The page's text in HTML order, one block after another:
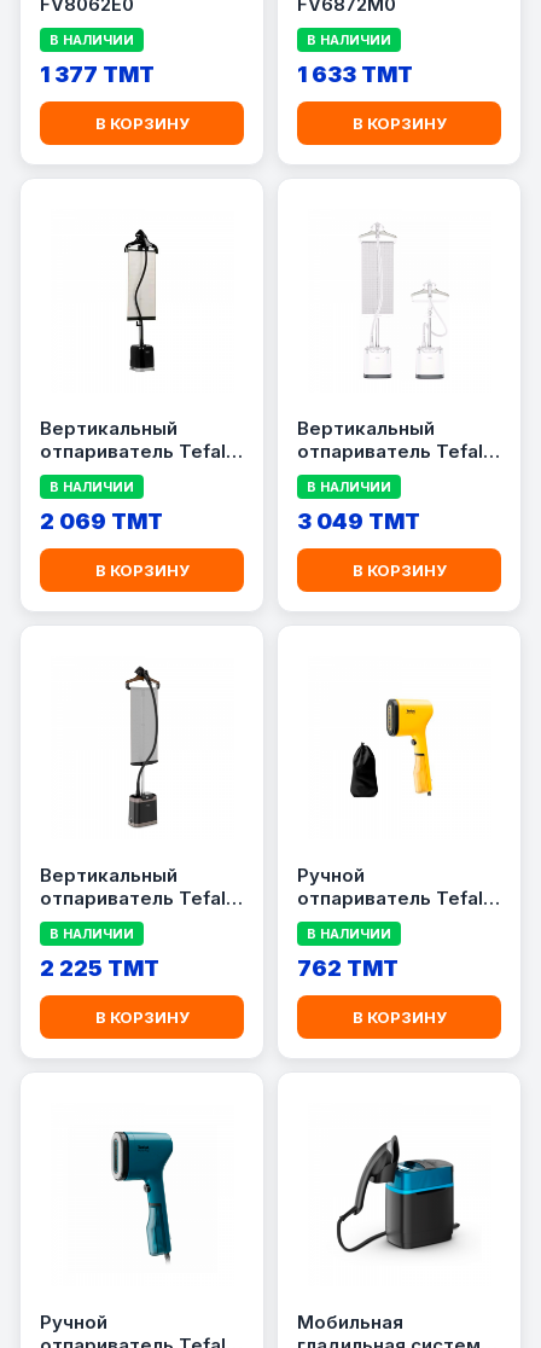
В НАЛИЧИИ
1 377 TMT
В КОРЗИНУ
В НАЛИЧИИ
1 633 TMT
В КОРЗИНУ
Вертикальный
отпариватель Tefal
IT3480E1
В НАЛИЧИИ
2 069 TMT
В КОРЗИНУ
Вертикальный
отпариватель Tefal
IT8470M0
В НАЛИЧИИ
3 049 TMT
В КОРЗИНУ
Вертикальный
отпариватель Tefal
IT8490M0
В НАЛИЧИИ
2 225 TMT
В КОРЗИНУ
Ручной
отпариватель Tefal
DT2026E1
В НАЛИЧИИ
762 TMT
В КОРЗИНУ
Ручной
Мобильная